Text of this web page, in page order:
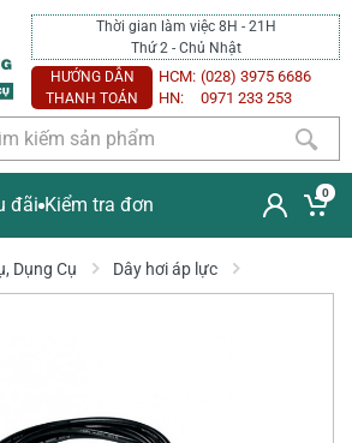
Thời gian làm việc 8H - 21H
Thứ 2 - Chủ Nhật
HƯỚNG DẪN
THANH TOÁN
HCM: (028) 3975 6686
HN:
0971 233 253
đãi Kiểm tra đơn
0
Dụng Cụ Dây hơi áp lực